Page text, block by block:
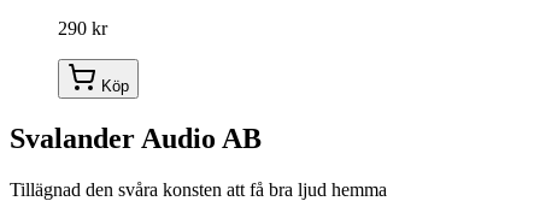
290 kr
Köp
Svalander Audio AB
Tillägnad den svåra konsten att få bra ljud hemma